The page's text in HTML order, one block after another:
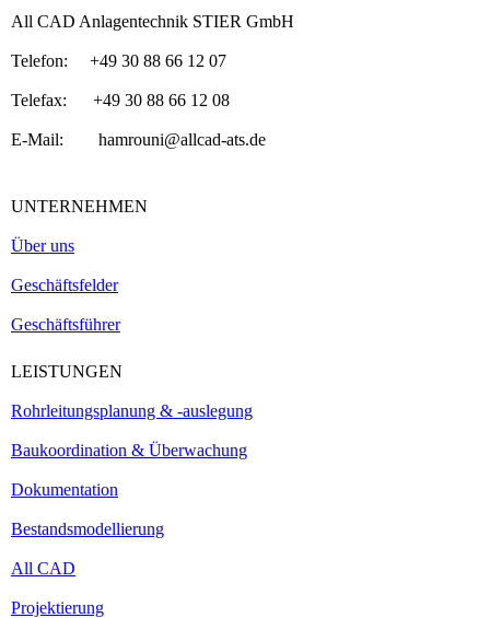
All CAD Anlagentechnik STIER GmbH
Telefon: +49 30 88 66 12 07
Telefax: +49 30 88 66 12 08
E-Mail: hamrouni@allcad-ats.de
UNTERNEHMEN
Über uns
Geschäftsfelder
Geschäftsführer
LEISTUNGEN
Rohrleitungsplanung & -auslegung
Baukoordination & Überwachung
Dokumentation
Bestandsmodellierung
All CAD
Projektierung